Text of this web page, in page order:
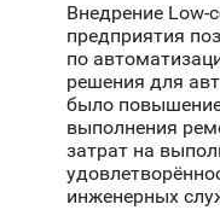
Внедрение
предприятия
по
решения для
было повышение
выполнения
затрат на
инженерных